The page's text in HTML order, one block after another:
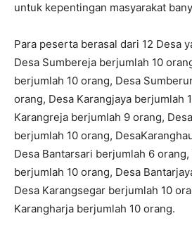
untuk kepentingan masyarakat
Para peserta berasal dari 12 Desa
Desa Sumbereja berjumlah 10
berjumlah 10 orang, Desa
orang, Desa Karangjaya berjumlah
Karangreja berjumlah 9 orang,
berjumlah 10 orang,
Desa Bantarsari berjumlah 6
berjumlah 10 orang, Desa
Desa Karangsegar berjumlah 10
Karangharja berjumlah 10 orang.